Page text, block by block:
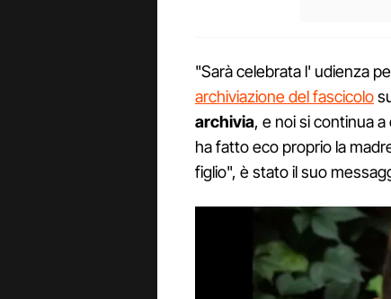
"Sarà celebrata l' udienza
archiviazione del fascicolo
archivia, e noi si continua
ha fatto eco proprio la
figlio", è stato il suo